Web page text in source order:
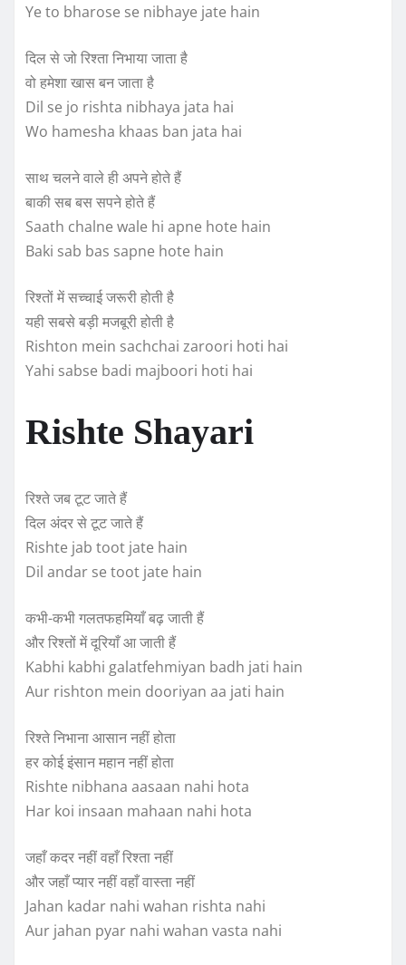
Ye to bharose se nibhaye jate hain
दिल से जो रिश्ता निभाया जाता है
वो हमेशा खास बन जाता है
Dil se jo rishta nibhaya jata hai
Wo hamesha khaas ban jata hai
साथ चलने वाले ही अपने होते हैं
बाकी सब बस सपने होते हैं
Saath chalne wale hi apne hote hain
Baki sab bas sapne hote hain
रिश्तों में सच्चाई जरूरी होती है
यही सबसे बड़ी मजबूरी होती है
Rishton mein sachchai zaroori hoti hai
Yahi sabse badi majboori hoti hai
Rishte Shayari
रिश्ते जब टूट जाते हैं
दिल अंदर से टूट जाते हैं
Rishte jab toot jate hain
Dil andar se toot jate hain
कभी-कभी गलतफहमियाँ बढ़ जाती हैं
और रिश्तों में दूरियाँ आ जाती हैं
Kabhi kabhi galatfehmiyan badh jati hain
Aur rishton mein dooriyan aa jati hain
रिश्ते निभाना आसान नहीं होता
हर कोई इंसान महान नहीं होता
Rishte nibhana aasaan nahi hota
Har koi insaan mahaan nahi hota
जहाँ कदर नहीं वहाँ रिश्ता नहीं
और जहाँ प्यार नहीं वहाँ वास्ता नहीं
Jahan kadar nahi wahan rishta nahi
Aur jahan pyar nahi wahan vasta nahi